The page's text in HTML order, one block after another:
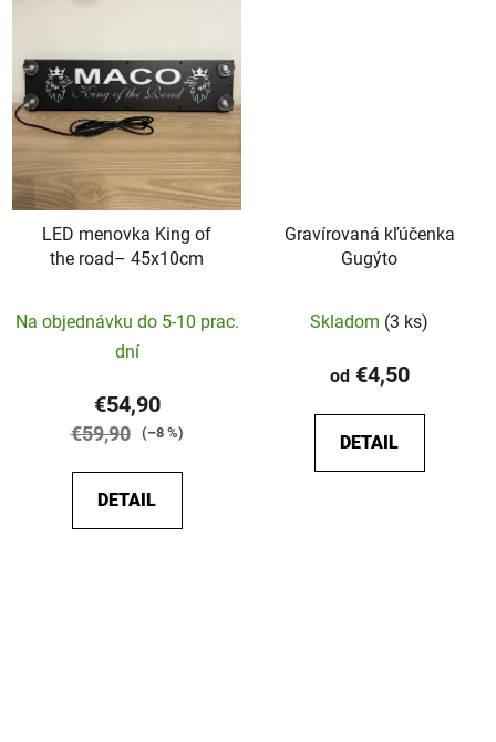
LED menovka King of
the road– 45x10cm
hodnotenie
produktu
je
5,0
hviezdičiek.
Na objednávku do 5-10 prac.
dní
€54,90
€59,90 (–8 %)
DETAIL
Gravírovaná kľúčenka
Gugýto
Skladom (3 ks)
od€4,50
DETAIL